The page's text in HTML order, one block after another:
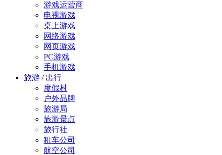
游戏运营商
电视游戏
桌上游戏
网络游戏
网页游戏
PC游戏
手机游戏
旅游 / 出行
度假村
户外品牌
旅游局
旅游景点
旅行社
租车公司
航空公司